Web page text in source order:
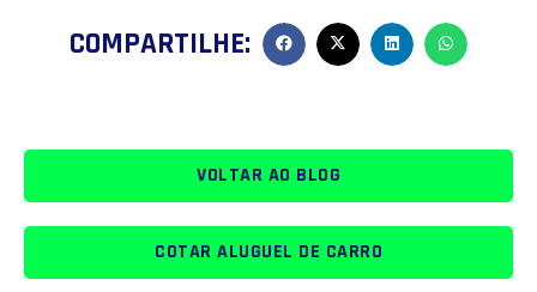
COMPARTILHE:
VOLTAR AO BLOG
COTAR ALUGUEL DE CARRO